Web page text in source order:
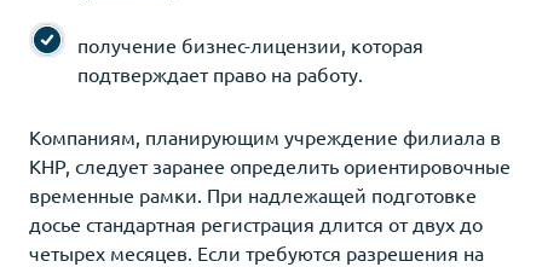
получение бизнес-лицензии, которая
подтверждает право на работу.
Компаниям, планирующим учреждение филиала в
КНР, следует заранее определить ориентировочные
временные рамки. При надлежащей подготовке
досье стандартная регистрация длится от двух до
четырех месяцев. Если требуются разрешения на